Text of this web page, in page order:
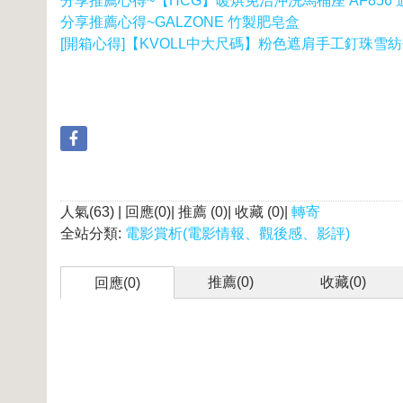
分享推薦心得~GALZONE 竹製肥皂盒
[開箱心得]【KVOLL中大尺碼】粉色遮肩手工釘珠雪
人氣(63) | 回應(0)| 推薦 (0)| 收藏 (0)| 轉寄
全站分類: 電影賞析(電影情報、觀後感、影評)
回應(0) 推薦(0) 收藏(0)